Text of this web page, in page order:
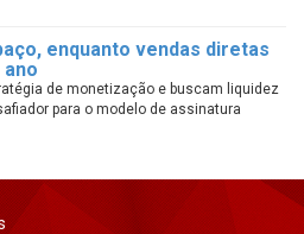
enquanto vendas diretas
de monetização e buscam liquidez
para o modelo de assinatura